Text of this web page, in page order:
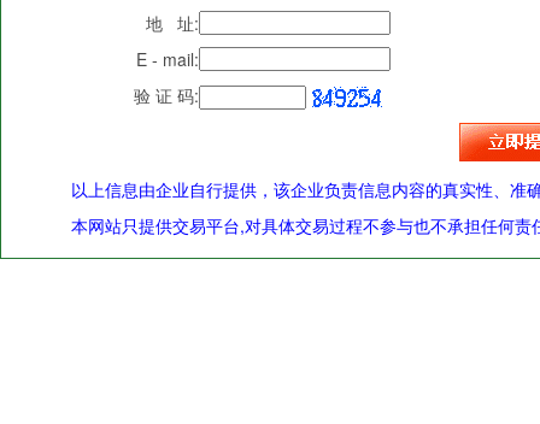
地 址:
E - mail:
验 证 码:
以上信息由企业自行提供，该企业负责信息内容的真实性、准
本网站只提供交易平台,对具体交易过程不参与也不承担任何责